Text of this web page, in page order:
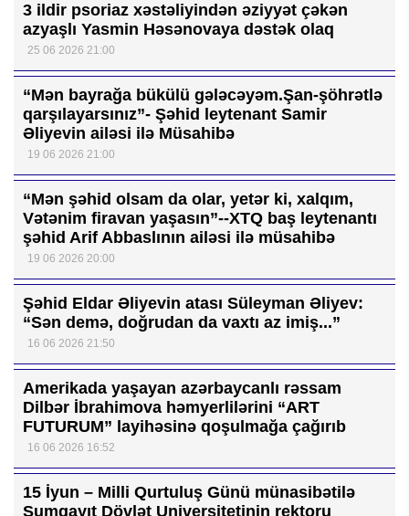
3 ildir psoriaz xəstəliyindən əziyyət çəkən
azyaşlı Yasmin Həsənovaya dəstək olaq
25 06 2026 21:00
“Mən bayrağa bükülü gələcəyəm.Şan-şöhrətlə
qarşılayarsınız”- Şəhid leytenant Samir
Əliyevin ailəsi ilə Müsahibə
19 06 2026 21:00
“Mən şəhid olsam da olar, yetər ki, xalqım,
Vətənim firavan yaşasın”--XTQ baş leytenantı
şəhid Arif Abbaslının ailəsi ilə müsahibə
19 06 2026 20:00
Şəhid Eldar Əliyevin atası Süleyman Əliyev:
“Sən demə, doğrudan da vaxtı az imiş...”
16 06 2026 21:50
Amerikada yaşayan azərbaycanlı rəssam
Dilbər İbrahimova həmyerlilərini “ART
FUTURUM” layihəsinə qoşulmağa çağırıb
16 06 2026 16:52
15 İyun – Milli Qurtuluş Günü münasibətilə
Sumqayıt Dövlət Universitetinin rektoru